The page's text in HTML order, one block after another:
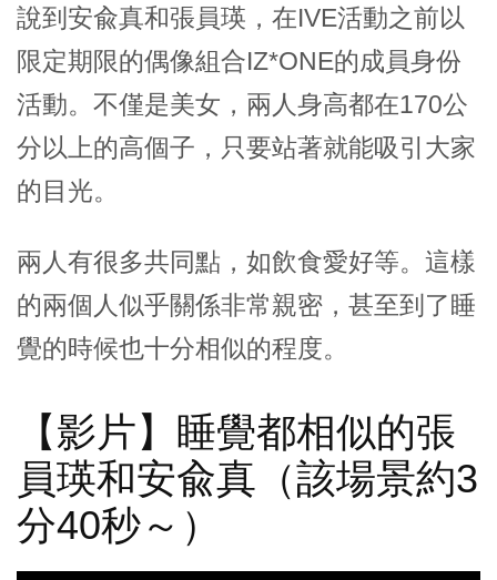
說到安兪真和張員瑛，在IVE活動之前以
限定期限的偶像組合IZ*ONE的成員身份
活動。不僅是美女，兩人身高都在170公
分以上的高個子，只要站著就能吸引大家
的目光。
兩人有很多共同點，如飲食愛好等。這樣
的兩個人似乎關係非常親密，甚至到了睡
覺的時候也十分相似的程度。
【影片】睡覺都相似的張
員瑛和安兪真（該場景約3
分40秒～）